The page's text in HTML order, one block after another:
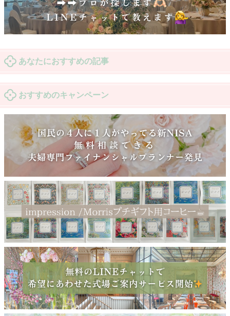
あなたにおすすめの記事
おすすめのキャンペーン